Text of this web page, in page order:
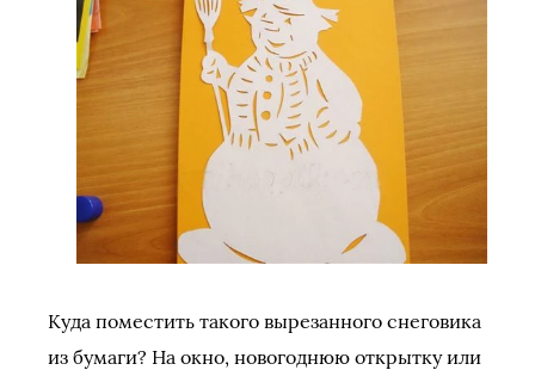
Куда поместить такого вырезанного снеговика
из бумаги? На окно, новогоднюю открытку или